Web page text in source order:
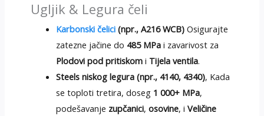
Ugljik & Legura čeli
Karbonski čelici (npr., A216 WCB) Osigurajte
zatezne jačine do 485 MPa i zavarivost za
Plodovi pod pritiskom i Tijela ventila.
Steels niskog legura (npr., 4140, 4340), Kada
se toploti tretira, doseg 1 000+ MPa,
podešavanje zupčanici,osovine, iVeličine